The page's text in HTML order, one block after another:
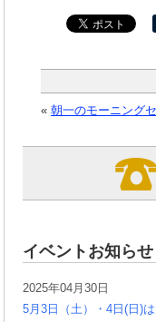
« 朝一のモーニング
イベントお知らせ
2025年04月30日
5月3日（土）・4日(日)